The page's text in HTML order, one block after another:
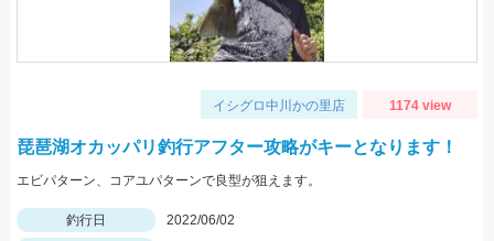
イシグロ中川かの里店 1174 view
琵琶湖オカッパリ釣行アフター攻略がキーとなります！
エビパターン、コアユパターンで良型が狙えます。
釣行日
2022/06/02